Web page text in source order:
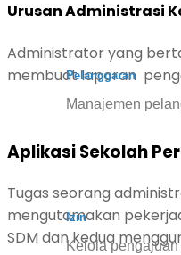
Pelanggaran
Manajemen
Izin
Kelola
Urusan Administrasi
Administrator yang
membuat laporan
Aplikasi Sekolah
Tugas seorang
mengutamakan
SDM dan kedua